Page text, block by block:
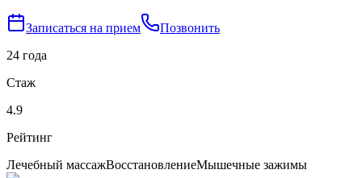
Записаться на прием
Позвонить
24 года
Стаж
4.9
Рейтинг
Лечебный массажВосстановлениеМышечные зажимы